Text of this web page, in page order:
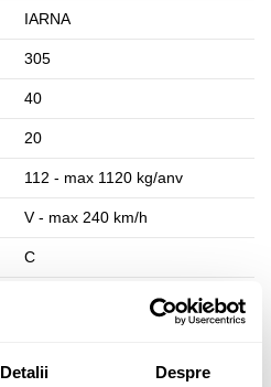
Detalii Despre
IARNA
305
40
20
112 - max 1120 kg/anv
V - max 240 km/h
C
B